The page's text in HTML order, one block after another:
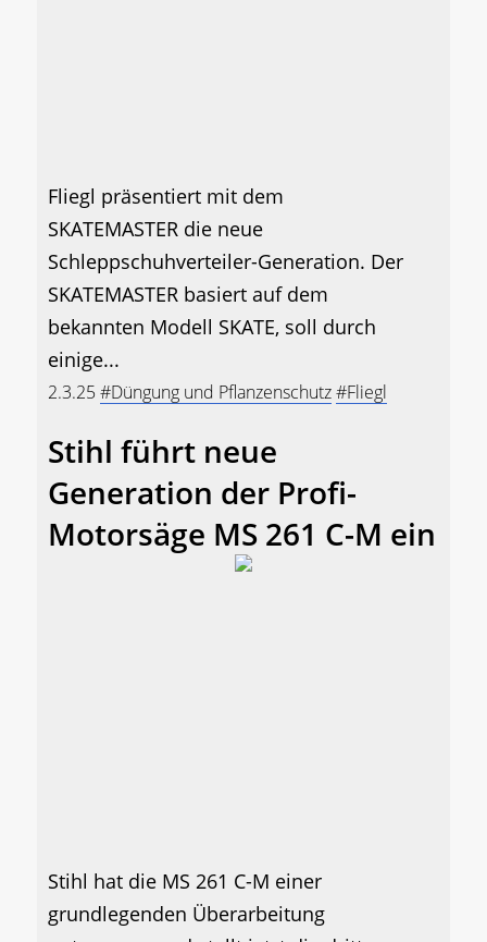
Fliegl präsentiert mit dem
SKATEMASTER die neue
Schleppschuhverteiler-Generation. Der
SKATEMASTER basiert auf dem
bekannten Modell SKATE, soll durch
einige...
2.3.25#Düngung und Pflanzenschutz#Fliegl
Stihl führt neue
Generation der Profi-
Motorsäge MS 261 C-M ein
Stihl hat die MS 261 C-M einer
grundlegenden Überarbeitung